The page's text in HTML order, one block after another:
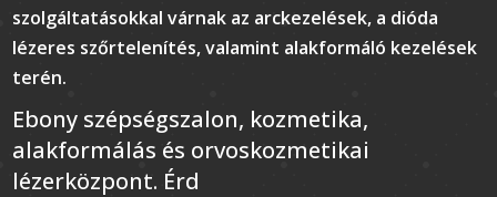
szolgáltatásokkal várnak az arckezelések, a dióda
lézeres szőrtelenítés, valamint alakformáló kezelések
terén.
Ebony szépségszalon, kozmetika,
alakformálás és orvoskozmetikai
lézerközpont. Érd